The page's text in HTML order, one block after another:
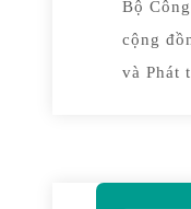
Bộ
cộng
và Phát
triển